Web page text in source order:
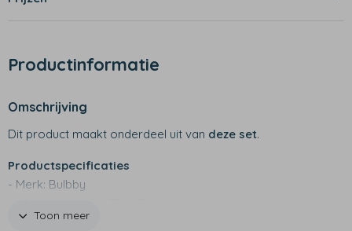
Productinformatie
Omschrijving
Dit product maakt onderdeel uit van deze set.
Productspecificaties
- Merk: Bulbby
- 600 D materiaal
Toon meer